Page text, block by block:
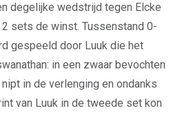
degelijke wedstrijd tegen Elcke
sets de winst. Tussenstand 0-
gespeeld door Luuk die het
in een zwaar bevochten
in de verlenging en ondanks
van Luuk in de tweede set kon